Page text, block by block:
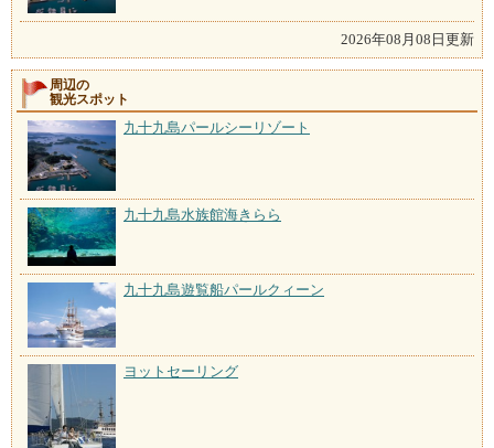
2026年08月08日更新
周辺の
観光スポット
九十九島パールシーリゾート
九十九島水族館海きらら
九十九島遊覧船パールクィーン
ヨットセーリング